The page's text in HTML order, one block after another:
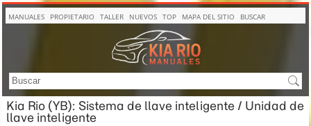
MANUALES PROPIETARIO TALLER NUEVOS TOP MAPA DEL SITIO BUSCAR
Kia Rio (YB): Sistema de llave inteligente / Unidad de
llave inteligente